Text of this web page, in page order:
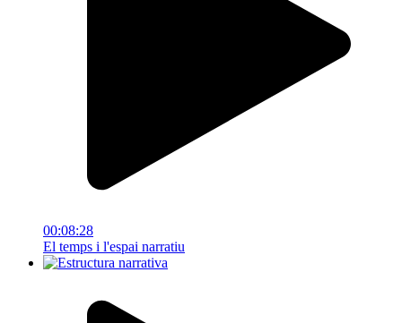
00:08:28
El temps i l'espai narratiu